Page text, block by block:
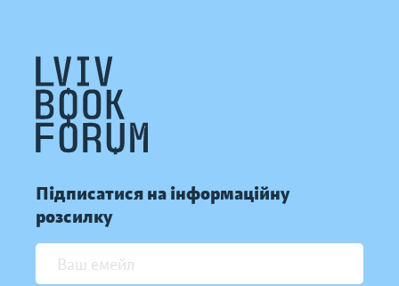
Підписатися на інформаційну
розсилку